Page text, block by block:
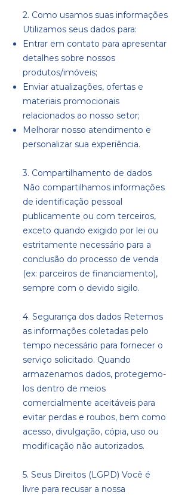
2. Como usamos suas informações
Utilizamos seus dados para:
Entrar em contato para apresentar
detalhes sobre nossos
produtos/imóveis;
Enviar atualizações, ofertas e
materiais promocionais
relacionados ao nosso setor;
Melhorar nosso atendimento e
personalizar sua experiência.
3. Compartilhamento de dados
Não compartilhamos informações
de identificação pessoal
publicamente ou com terceiros,
exceto quando exigido por lei ou
estritamente necessário para a
conclusão do processo de venda
(ex: parceiros de financiamento),
sempre com o devido sigilo.
4. Segurança dos dados Retemos
as informações coletadas pelo
tempo necessário para fornecer o
serviço solicitado. Quando
armazenamos dados, protegemo-
los dentro de meios
comercialmente aceitáveis para
evitar perdas e roubos, bem como
acesso, divulgação, cópia, uso ou
modificação não autorizados.
5. Seus Direitos (LGPD) Você é
livre para recusar a nossa